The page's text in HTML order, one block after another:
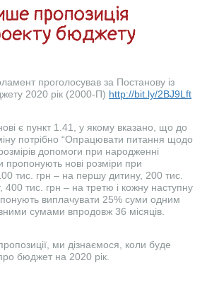
проголосував за Постанову із
2020 рік (2000-П) http://bit.ly/2BJ9Lft
є пункт 1.41, у якому вказано, що до
потрібно “Опрацювати питання щодо
допомоги при народженні
пропонують нові розміри при
тис. грн – на першу дитину, 200 тис.
400 тис. грн – на третю і кожну наступну
виплачувати 25% суми одним
сумами впродовж 36 місяців.
ми дізнаємося, коли буде
бюджет на 2020 рік.